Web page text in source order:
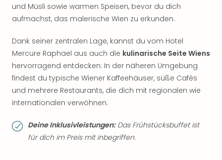
und Müsli sowie warmen Speisen, bevor du dich
aufmachst, das malerische Wien zu erkunden.
Dank seiner zentralen Lage, kannst du vom Hotel
Mercure Raphael aus auch die kulinarische Seite Wiens
hervorragend entdecken: In der näheren Umgebung
findest du typische Wiener Kaffeehäuser, süße Cafés
und mehrere Restaurants, die dich mit regionalen wie
internationalen verwöhnen.
Deine Inklusivleistungen:Das Frühstücksbuffet ist
für dich im Preis mit inbegriffen.